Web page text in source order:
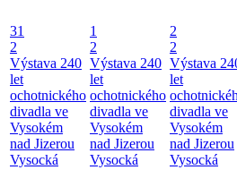
31
2
Výstava 240
let
ochotnického
divadla ve
Vysokém
nad Jizerou
Vysocká
1
2
Výstava 240
let
ochotnického
divadla ve
Vysokém
nad Jizerou
Vysocká
2
2
Výstava
let
divadla ve
Vysokém
nad Jizerou
Vysocká